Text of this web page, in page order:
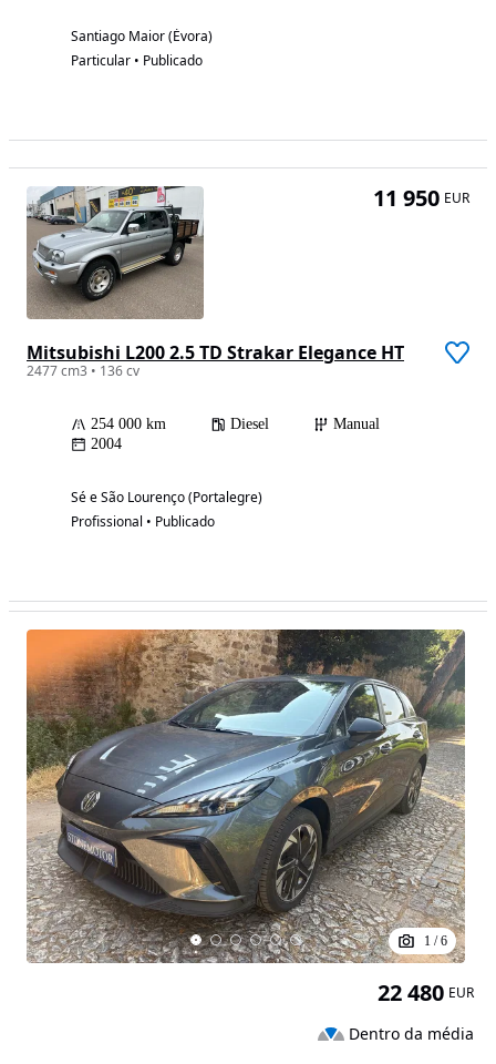
Santiago Maior (Évora)
Particular • Publicado
Mitsubishi L200 2.5 TD Strakar Elegance HT
2477 cm3 • 136 cv
254 000 km Diesel
Manual
2004
Sé e São Lourenço (Portalegre)
Profissional • Publicado
11 950 EUR
1 /6
22 480 EUR
Dentro da média